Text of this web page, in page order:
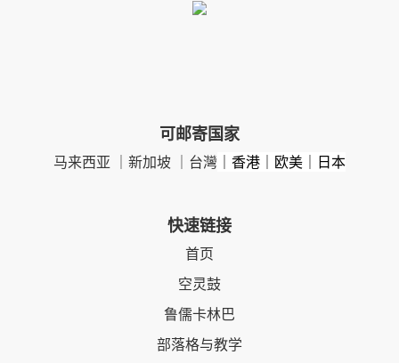
可邮寄国家
马来西亚 ｜新加坡 ｜台灣 ｜香港｜欧美｜日本
快速链接
首页
空灵鼓
鲁儒卡林巴
部落格与教学